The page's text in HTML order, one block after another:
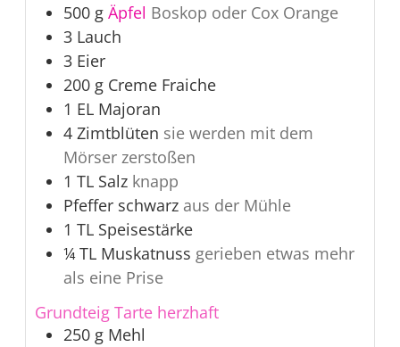
500 g Äpfel Boskop oder Cox Orange
3 Lauch
3 Eier
200 g Creme Fraiche
1 EL Majoran
4 Zimtblüten sie werden mit dem
Mörser zerstoßen
1 TL Salz knapp
Pfeffer schwarz aus der Mühle
1 TL Speisestärke
¼ TL Muskatnuss gerieben etwas mehr
als eine Prise
Grundteig Tarte herzhaft
250 g Mehl